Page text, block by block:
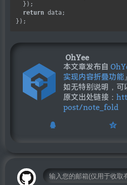
  });
return data;
OhYee
本文章发布自
实现内容折叠功能 』
如无特别说明，可
原文出处链接：
post/note_fold